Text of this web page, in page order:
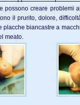
possono creare problemi
il prurito, dolore,
placche biancastre a
meato.